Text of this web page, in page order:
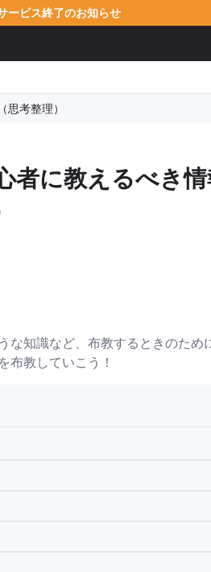
ービス終了のお知らせ
考整理）
者に教えるべき
な知識など、布教するときのため
布教していこう！